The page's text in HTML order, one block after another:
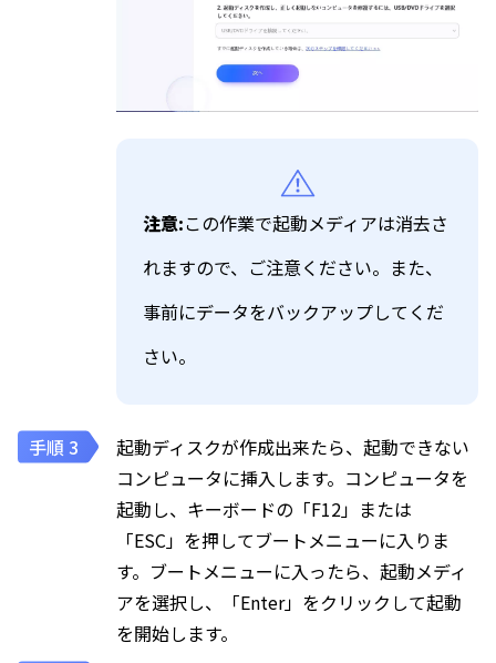
注意:この作業で起動メディアは消去さ
れますので、ご注意ください。また、
事前にデータをバックアップしてくだ
さい。
起動ディスクが作成出来たら、起動できない
コンピュータに挿入します。コンピュータを
起動し、キーボードの「F12」または
「ESC」を押してブートメニューに入りま
す。ブートメニューに入ったら、起動メディ
アを選択し、「Enter」をクリックして起動
を開始します。